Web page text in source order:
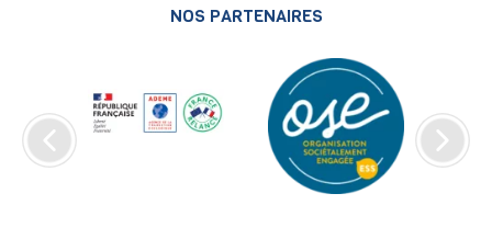
NOS PARTENAIRES